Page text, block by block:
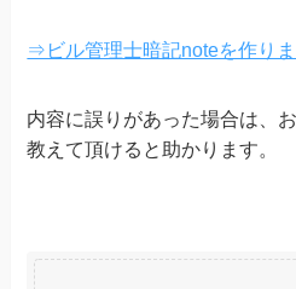
⇒ビル管理士暗記noteを作り
内容に誤りがあった場合は、
教えて頂けると助かります。